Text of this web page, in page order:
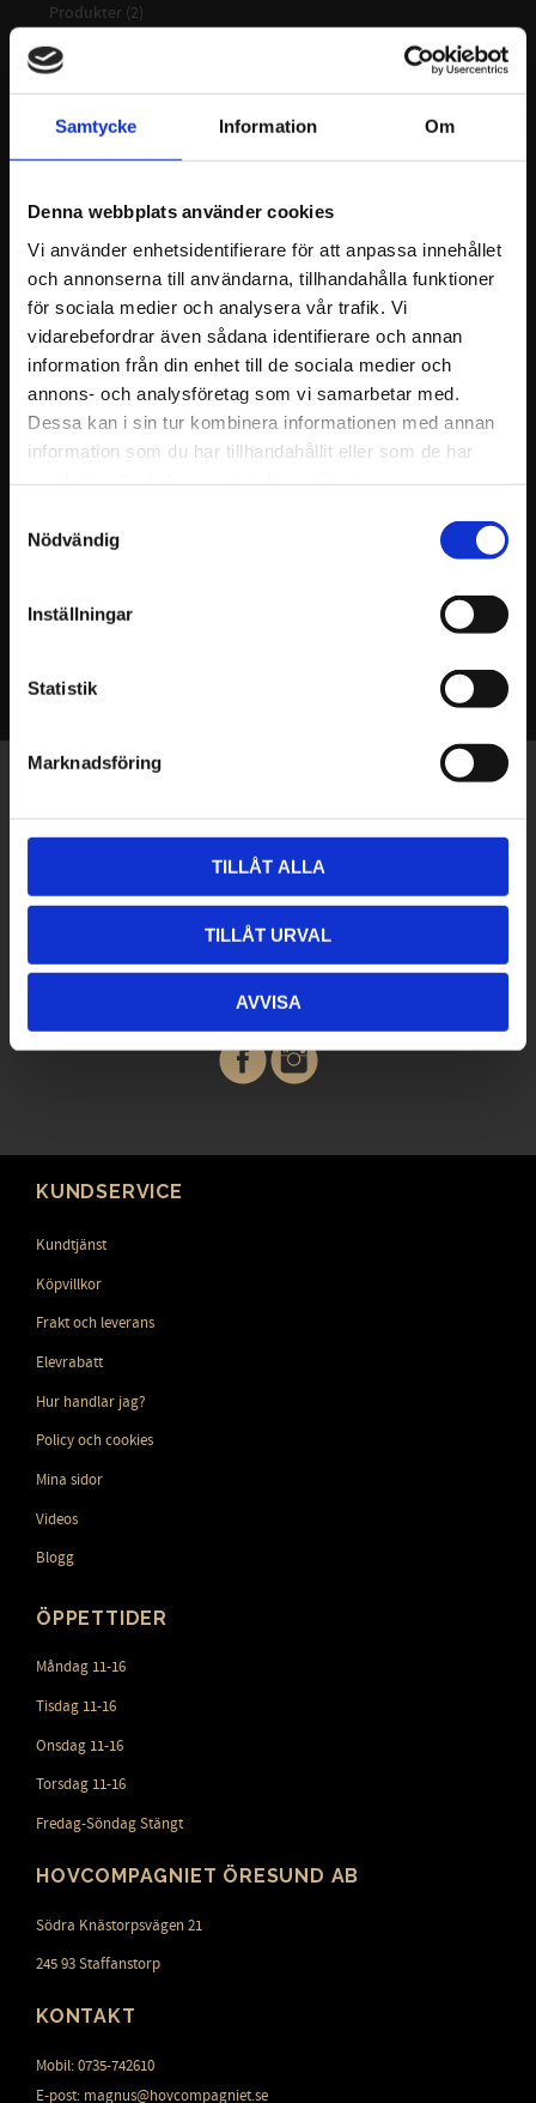
Samtycke Information Om
Denna webbplats använder cookies
Vi använder enhetsidentifierare för att anpassa innehållet
och annonserna till användarna, tillhandahålla funktioner
för sociala medier och analysera vår trafik. Vi
vidarebefordrar även sådana identifierare och annan
information från din enhet till de sociala medier och
annons- och analysföretag som vi samarbetar med.
Dessa kan i sin tur kombinera informationen med annan
information som du har tillhandahållit eller som de har
Nödvändig
Inställningar
Statistik
Marknadsföring
TILLÅT ALLA
TILLÅT URVAL
AVVISA
Produkter (2)
Taggar
2025
januari (1)
2024
november (1)
oktober (1)
september (1)
maj (1)
februari (1)
januari (1)
december (3)
Exklusiva erbjudanden - Senaste nyheterna -
Trender & inspiration
PRENUMERERA
Dina personuppgifter behandlas i enlighet med vårintegritetspolicy.
KUNDSERVICE
Kundtjänst
Köpvillkor
Frakt och leverans
Elevrabatt
Hur handlar jag?
Policy och cookies
Mina sidor
Videos
Blogg
ÖPPETTIDER
Måndag 11-16
Tisdag 11-16
Onsdag 11-16
Torsdag 11-16
Fredag-Söndag Stängt
HOVCOMPAGNIET ÖRESUND AB
Södra Knästorpsvägen 21
245 93 Staffanstorp
KONTAKT
Mobil: 0735-742610
E-post: magnus@hovcompagniet.se